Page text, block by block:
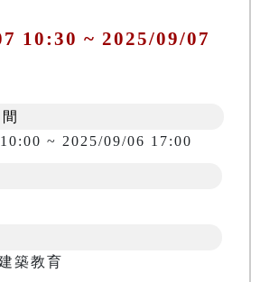
10:30 ~ 2025/09/07
~ 2025/09/06 17:00
築教育